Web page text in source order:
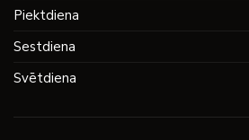
Piektdiena
Sestdiena
Svētdiena